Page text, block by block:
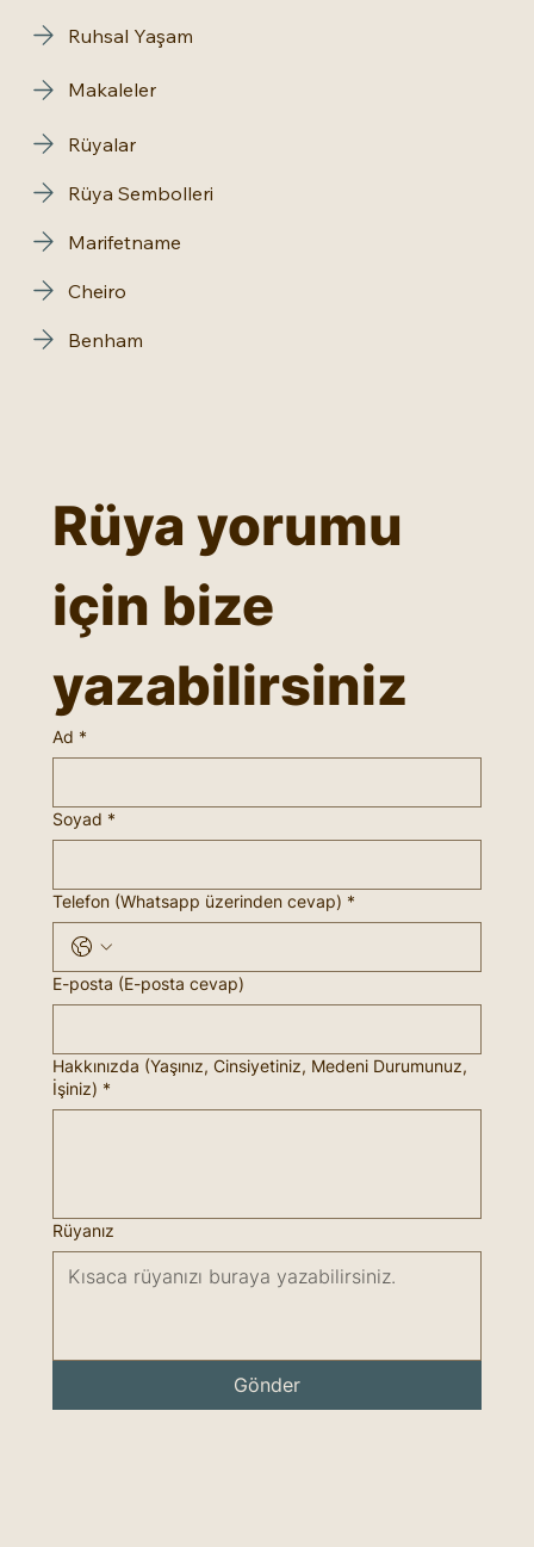
Makaleler
Ruhsal Yaşam
Rüyalar
Rüya Sembolleri
Marifetname
Cheiro
Benham
Rüya yorumu
için bize
yazabilirsiniz
Ad *
Soyad *
Telefon (Whatsapp üzerinden cevap) *
E-posta (E-posta cevap)
Hakkınızda (Yaşınız, Cinsiyetiniz, Medeni Durumunuz,
İşiniz) *
Rüyanız
Gönder